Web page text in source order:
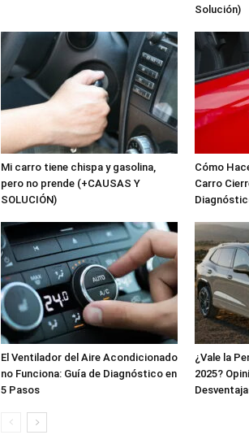
Solución)
Mi carro tiene chispa y gasolina,
pero no prende (+CAUSAS Y
SOLUCIÓN)
Cómo
Carro
El Ventilador del Aire Acondicionado
no Funciona: Guía de Diagnóstico en
5 Pasos
¿Vale la
2025?